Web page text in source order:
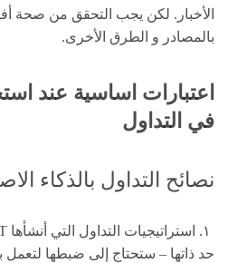
بالمصادر و الطرق الأخرى.
في التداول
نصائح التداول بالذكاء
حد ذاتها – ستحتاج إلى ضبطها لتعمل